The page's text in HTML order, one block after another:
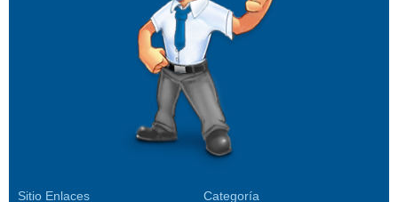
Sitio Enlaces Categoría